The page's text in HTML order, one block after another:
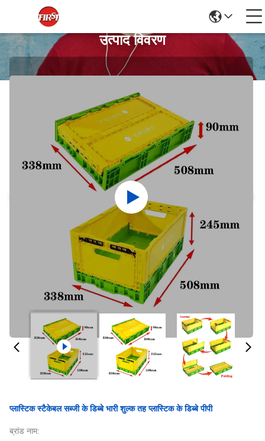
उत्पाद विवरण
प्लास्टिक स्टैकेबल सब्जी के डिब्बे भारी शुल्क तह प्लास्टिक के डिब्बे पीपी
ब्रांड नाम: